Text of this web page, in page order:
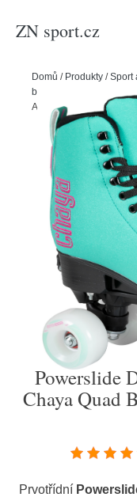
ZN sport.cz
Domů / Produkty /Sport
bruslení
Powerslide
Adjustable, 2x2, 59, 39-
Powerslide
Chaya Quad
Prvotřídní